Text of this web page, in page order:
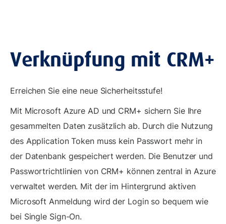
Verknüpfung mit CRM+
Erreichen Sie eine neue Sicherheitsstufe!
Mit Microsoft Azure AD und CRM+ sichern Sie Ihre
gesammelten Daten zusätzlich ab. Durch die Nutzung
des Application Token muss kein Passwort mehr in
der Datenbank gespeichert werden. Die Benutzer und
Passwortrichtlinien von CRM+ können zentral in Azure
verwaltet werden. Mit der im Hintergrund aktiven
Microsoft Anmeldung wird der Login so bequem wie
bei Single Sign-On.